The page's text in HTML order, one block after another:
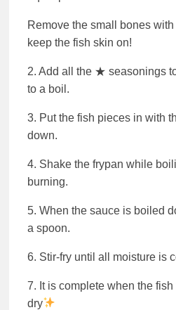
Remove the small bones with
keep the fish skin on!
2. Add all the ★ seasonings
to a boil.
3. Put the fish pieces in with
down.
4. Shake the frypan while
burning.
5. When the sauce is boiled
a spoon.
6. Stir-fry until all moisture is
7. It is complete when the
dry